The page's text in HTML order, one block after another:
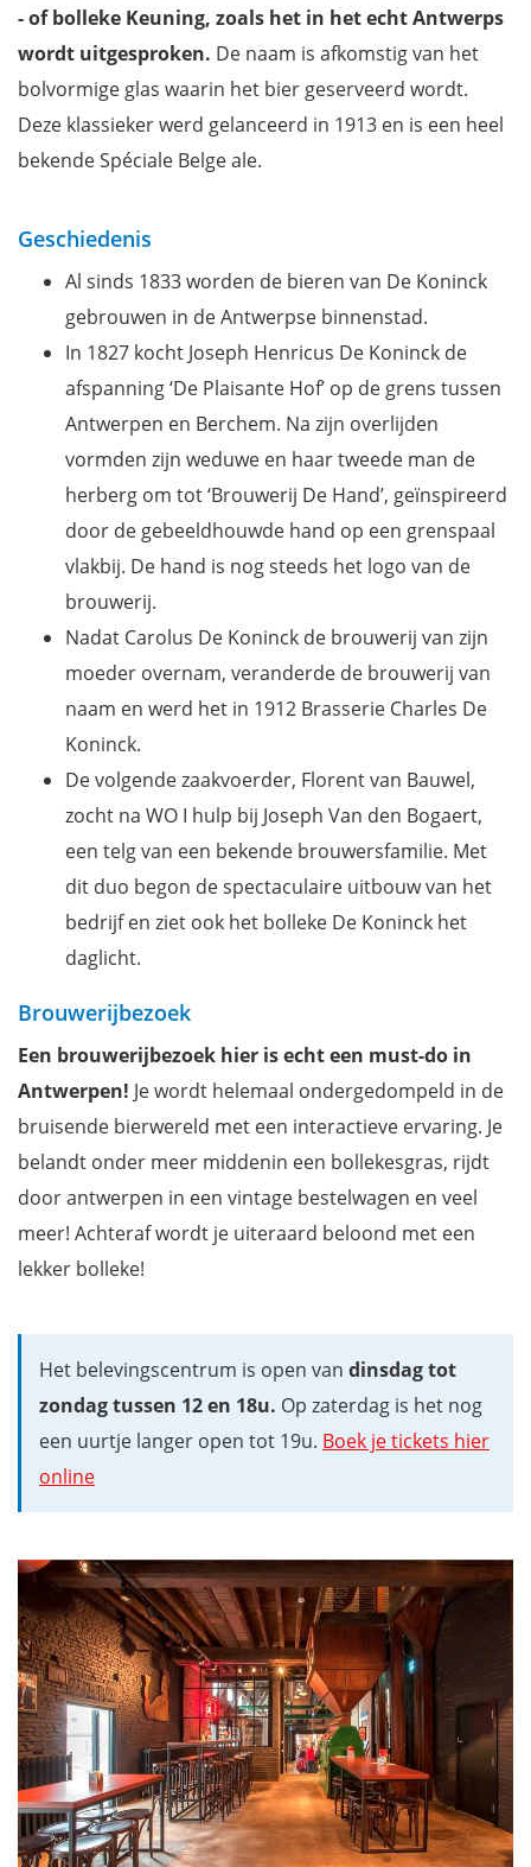
- of bolleke Keuning, zoals het in het echt Antwerps
wordt uitgesproken. De naam is afkomstig van het
bolvormige glas waarin het bier geserveerd wordt.
Deze klassieker werd gelanceerd in 1913 en is een heel
bekende Spéciale Belge ale.
Geschiedenis
Al sinds 1833 worden de bieren van De Koninck
gebrouwen in de Antwerpse binnenstad.
In 1827 kocht Joseph Henricus De Koninck de
afspanning ‘De Plaisante Hof’ op de grens tussen
Antwerpen en Berchem. Na zijn overlijden
vormden zijn weduwe en haar tweede man de
herberg om tot ‘Brouwerij De Hand’, geïnspireerd
door de gebeeldhouwde hand op een grenspaal
vlakbij. De hand is nog steeds het logo van de
brouwerij.
Nadat Carolus De Koninck de brouwerij van zijn
moeder overnam, veranderde de brouwerij van
naam en werd het in 1912 Brasserie Charles De
Koninck.
De volgende zaakvoerder, Florent van Bauwel,
zocht na WO I hulp bij Joseph Van den Bogaert,
een telg van een bekende brouwersfamilie. Met
dit duo begon de spectaculaire uitbouw van het
bedrijf en ziet ook het bolleke De Koninck het
daglicht.
Brouwerijbezoek
Een brouwerijbezoek hier is echt een must-do in
Antwerpen! Je wordt helemaal ondergedompeld in de
bruisende bierwereld met een interactieve ervaring. Je
belandt onder meer middenin een bollekesgras, rijdt
door antwerpen in een vintage bestelwagen en veel
meer! Achteraf wordt je uiteraard beloond met een
lekker bolleke!
Het belevingscentrum is open van dinsdag tot
zondag tussen 12 en 18u. Op zaterdag is het nog
een uurtje langer open tot 19u. Boek je tickets hier
online